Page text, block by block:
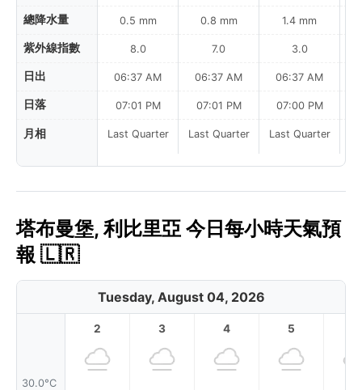
總降水量
紫外線指數
日出
日落
月相
0.5 mm
8.0
06:37 AM
07:01 PM
Last Quarter
0.8 mm
7.0
06:37 AM
07:01 PM
Last Quarter
1.4 mm
3.0
06:37 AM
07:00 PM
Last Quarter
塔布曼堡, 利比里亞 今日每小時天氣預
報 🇱🇷
Tuesday, August 04, 2026
30.0°C
2 3 4 5